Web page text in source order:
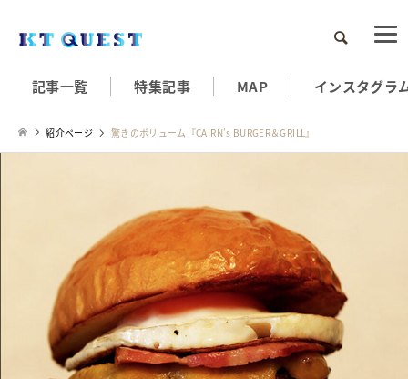
検索
記事一覧 特集記事 MAP インスタグラ
紹介ページ 驚きのボリューム『CAIRN’s BURGER＆GRILL』